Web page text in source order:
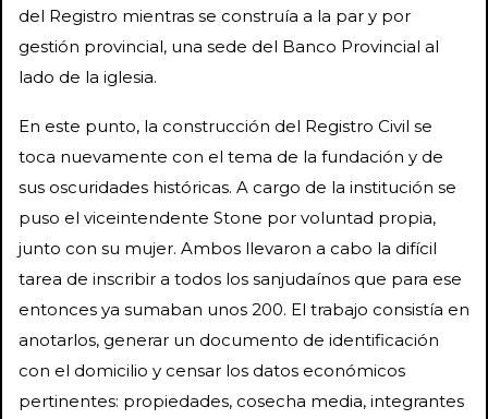
del Registro mientras se construía a la par y por
gestión provincial, una sede del Banco Provincial al
lado de la iglesia.
En este punto, la construcción del Registro Civil se
toca nuevamente con el tema de la fundación y de
sus oscuridades históricas. A cargo de la institución se
puso el viceintendente Stone por voluntad propia,
junto con su mujer. Ambos llevaron a cabo la difícil
tarea de inscribir a todos los sanjudaínos que para ese
entonces ya sumaban unos 200. El trabajo consistía en
anotarlos, generar un documento de identificación
con el domicilio y censar los datos económicos
pertinentes: propiedades, cosecha media, integrantes